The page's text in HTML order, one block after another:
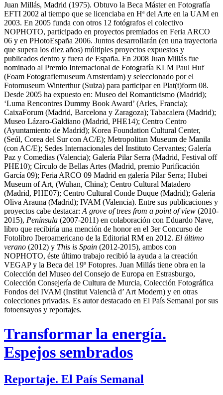
Juan Millás, Madrid (1975). Obtuvo la Beca Máster en Fotografía
EFTI 2002 al tiempo que se licenciaba en Hª del Arte en la UAM en
2003. En 2005 funda con otros 12 fotógrafos el colectivo
NOPHOTO, participado en proyectos premiados en Feria ARCO
06 y en PHotoEspaña 2006. Juntos desarrollarán (en una trayectoria
que supera los diez años) múltiples proyectos expuestos y
publicados dentro y fuera de España. En 2008 Juan Millás fue
nominado al Premio Internacional de Fotografía KLM Paul Huf
(Foam Fotografiemuseum Amsterdam) y seleccionado por el
Fotomuseum Winterthur (Suiza) para participar en Plat(t)form 08.
Desde 2005 ha expuesto en: Museo del Romanticismo (Madrid);
‘Luma Rencontres Dummy Book Award’ (Arles, Francia);
CaixaForum (Madrid, Barcelona y Zaragoza); Tabacalera (Madrid);
Museo Lázaro-Galdiano (Madrid, PHE14); Centro Centro
(Ayuntamiento de Madrid); Korea Foundation Cultural Center,
(Seúl, Corea del Sur con AC/E); Metropolitan Museum de Manila
(con AC/E); Sedes Internacionales del Instituto Cervantes; Galería
Paz y Comedias (Valencia); Galería Pilar Serra (Madrid, Festival off
PHE10); Círculo de Bellas Artes (Madrid, premio Purificación
García 09); Feria ARCO 09 Madrid en galería Pilar Serra; Hubei
Museum of Art, (Wuhan, China); Centro Cultural Matadero
(Madrid, PHE07); Centro Cultural Conde Duque (Madrid); Galería
Oliva Arauna (Madrid); IVAM (Valencia). Entre sus publicaciones y
proyectos cabe destacar: A grove of trees from a point of view (2010-
2015), Península (2007-2011) en colaboración con Eduardo Nave,
libro que recibiría una mención de honor en el 3er Concurso de
Fotolibro Iberoamericano de la Editorial RM en 2012. El último
verano (2012) y This is Spain (2012-2015), ambos con
NOPHOTO, éste último trabajo recibió la ayuda a la creación
VEGAP y la Beca del 19º Fotopres. Juan Millás tiene obra en la
Colección del Museo del Consejo de Europa en Estrasburgo,
Colección Consejería de Cultura de Murcia, Colección Fotográfica
Fondos del IVAM (Institut Valencià d’ Art Modern) y en otras
colecciones privadas. Es autor destacado en El País Semanal por sus
fotoensayos y reportajes.
Transformar la energía.
Espejos sembrados
Reportaje. El País Semanal